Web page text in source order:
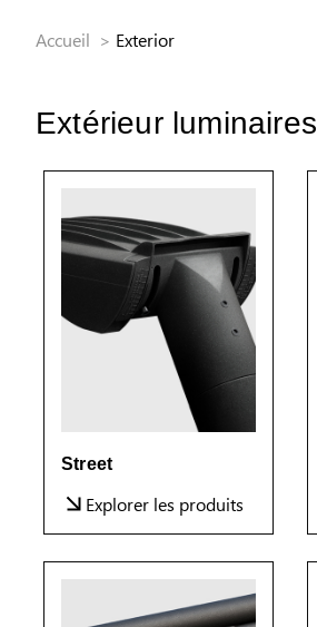
Accueil > Exterior
Extérieur luminaires
Street
Explorer les produits